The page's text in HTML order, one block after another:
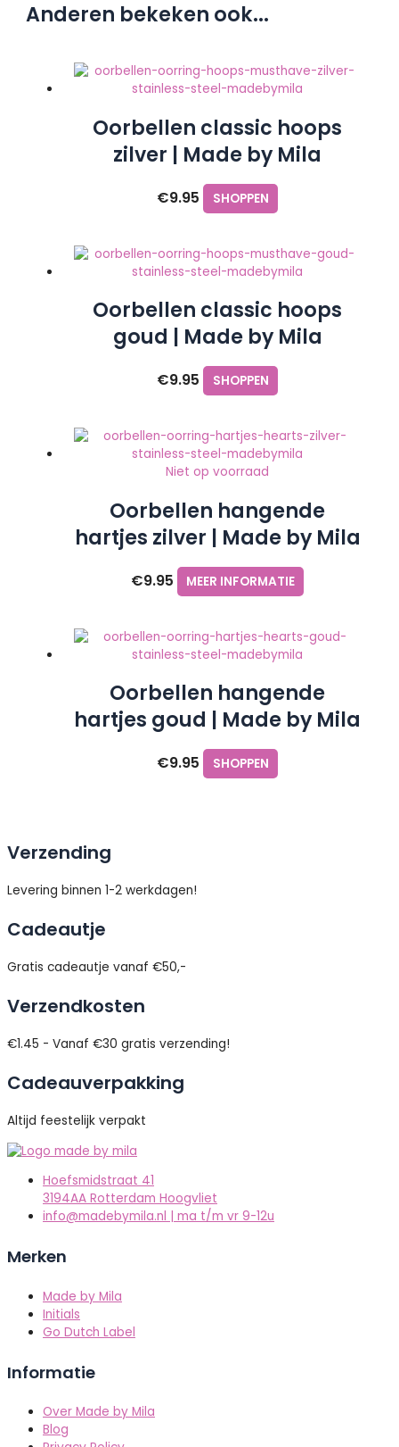
Anderen bekeken ook...
Oorbellen classic hoops
zilver | Made by Mila
€9.95 SHOPPEN
Oorbellen classic hoops
goud | Made by Mila
€9.95 SHOPPEN
Niet op voorraad
Oorbellen hangende
hartjes zilver | Made by Mila
€9.95 MEER INFORMATIE
Oorbellen hangende
hartjes goud | Made by Mila
€9.95 SHOPPEN
Verzending
Levering binnen 1-2 werkdagen!
Cadeautje
Gratis cadeautje vanaf €50,-
Verzendkosten
€1.45 - Vanaf €30 gratis verzending!
Cadeauverpakking
Altijd feestelijk verpakt
Hoefsmidstraat 41
3194AA Rotterdam Hoogvliet
info@madebymila.nl | ma t/m vr 9-12u
Merken
Made by Mila
Initials
Go Dutch Label
Informatie
Over Made by Mila
Blog